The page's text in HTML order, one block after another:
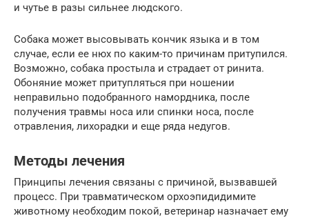
и чутье в разы сильнее людского.
Собака может высовывать кончик языка и в том
случае, если ее нюх по каким-то причинам притупился.
Возможно, собака простыла и страдает от ринита.
Обоняние может притупляться при ношении
неправильно подобранного намордника, после
получения травмы носа или спинки носа, после
отравления, лихорадки и еще ряда недугов.
Методы лечения
Принципы лечения связаны с причиной, вызвавшей
процесс. При травматическом орхоэпидидимите
животному необходим покой, ветеринар назначает ему